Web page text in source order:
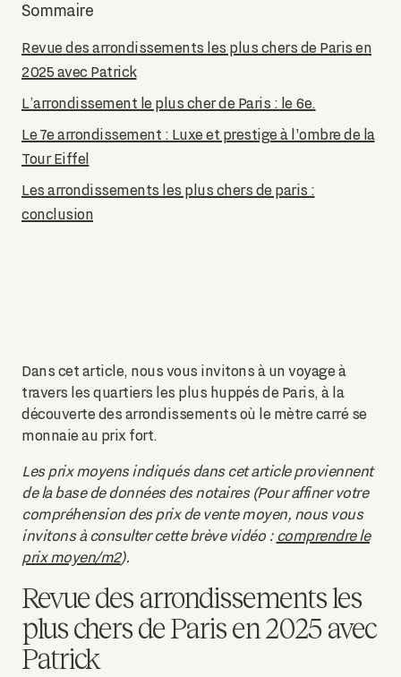
Sommaire
Revue des arrondissements les plus chers de Paris en
2025 avec Patrick
L’arrondissement le plus cher de Paris : le 6e.
Le 7e arrondissement : Luxe et prestige à l'ombre de la
Tour Eiffel
Les arrondissements les plus chers de paris :
conclusion
Dans cet article, nous vous invitons à un voyage à
travers les quartiers les plus huppés de Paris, à la
découverte des arrondissements où le mètre carré se
monnaie au prix fort.
Les prix moyens indiqués dans cet article proviennent
de la base de données des notaires (Pour affiner votre
compréhension des prix de vente moyen, nous vous
invitons à consulter cette brève vidéo : comprendre le
prix moyen/m2).
Revue des arrondissements les
plus chers de Paris en 2025 avec
Patrick